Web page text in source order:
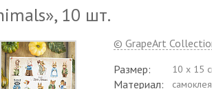
10 шт.
© GrapeArt
Размер:
10 x 15
Материал: